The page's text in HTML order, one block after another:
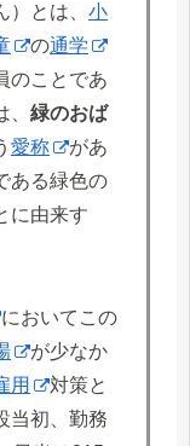
）とは、 小
の通学
のことであ
緑のおば
愛称
があ
ある緑色の
に由来す
においてこの
が少なか
用
対策と
当初、勤務